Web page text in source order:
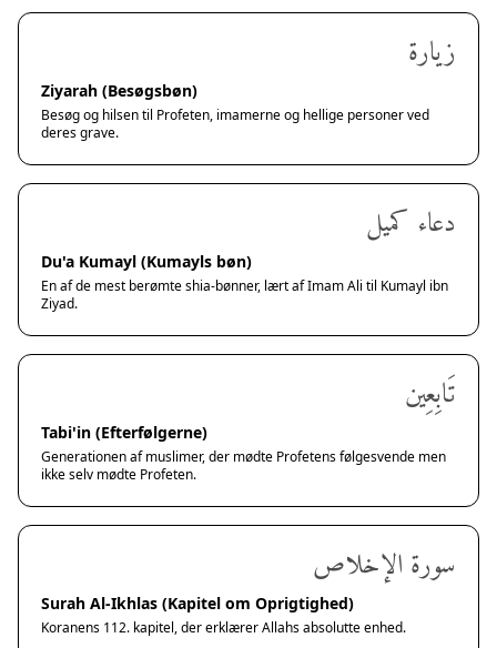
زيارة
Ziyarah (Besøgsbøn)
Besøg og hilsen til Profeten, imamerne og hellige personer ved
deres grave.
دعاء كميل
Du'a Kumayl (Kumayls bøn)
En af de mest berømte shia-bønner, lært af Imam Ali til Kumayl ibn
Ziyad.
تَابِعِين
Tabi'in (Efterfølgerne)
Generationen af muslimer, der mødte Profetens følgesvende men
ikke selv mødte Profeten.
سورة الإخلاص
Surah Al-Ikhlas (Kapitel om Oprigtighed)
Koranens 112. kapitel, der erklærer Allahs absolutte enhed.